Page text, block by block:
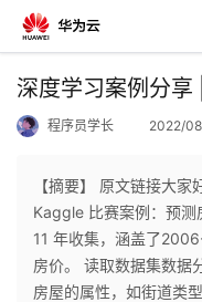
返
个
深度学习案例分
程序员学长 2022/
【摘要】 原文链接大
Kaggle ⽐赛案例：预
11 年收集，涵盖了
房价。 读取数据集数据
房屋的属性，如街道类